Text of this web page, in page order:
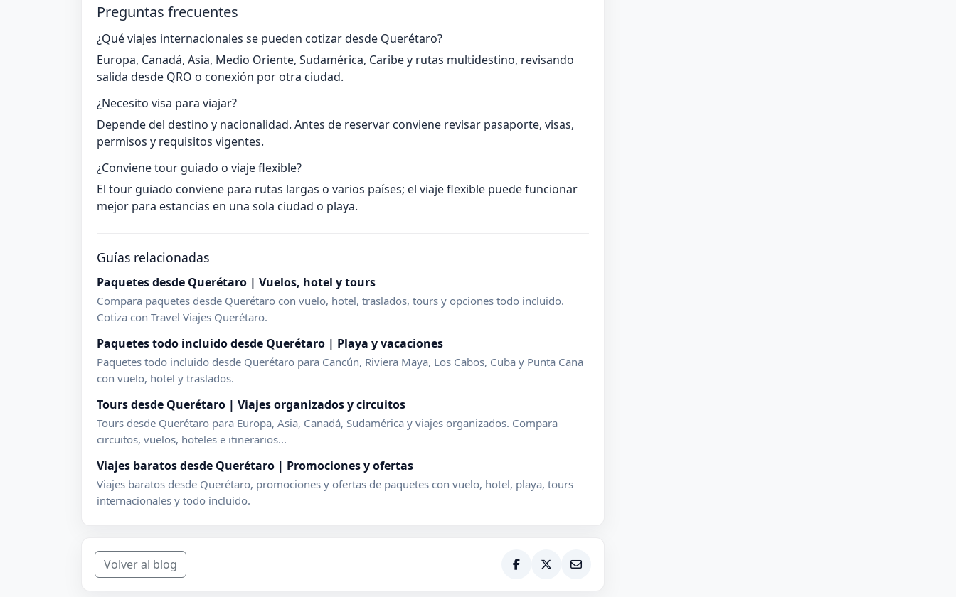
Preguntas frecuentes
¿Qué viajes internacionales se pueden cotizar desde Querétaro?
Europa, Canadá, Asia, Medio Oriente, Sudamérica, Caribe y rutas multidestino, revisando
salida desde QRO o conexión por otra ciudad.
¿Necesito visa para viajar?
Depende del destino y nacionalidad. Antes de reservar conviene revisar pasaporte, visas,
permisos y requisitos vigentes.
¿Conviene tour guiado o viaje flexible?
El tour guiado conviene para rutas largas o varios países; el viaje flexible puede funcionar
mejor para estancias en una sola ciudad o playa.
Guías relacionadas
Paquetes desde Querétaro | Vuelos, hotel y tours
Compara paquetes desde Querétaro con vuelo, hotel, traslados, tours y opciones todo incluido.
Cotiza con Travel Viajes Querétaro.
Paquetes todo incluido desde Querétaro | Playa y vacaciones
Paquetes todo incluido desde Querétaro para Cancún, Riviera Maya, Los Cabos, Cuba y Punta Cana
con vuelo, hotel y traslados.
Tours desde Querétaro | Viajes organizados y circuitos
Tours desde Querétaro para Europa, Asia, Canadá, Sudamérica y viajes organizados. Compara
circuitos, vuelos, hoteles e itinerarios...
Viajes baratos desde Querétaro | Promociones y ofertas
Viajes baratos desde Querétaro, promociones y ofertas de paquetes con vuelo, hotel, playa, tours
internacionales y todo incluido.
Volver al blog